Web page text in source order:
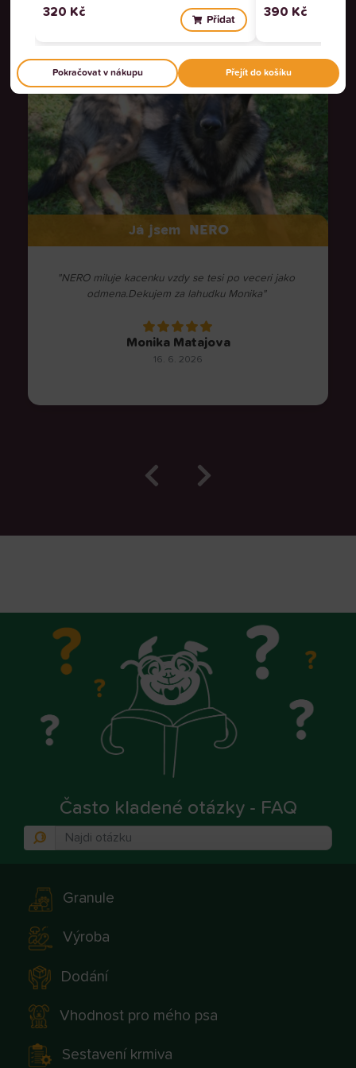
Já jsem NERO
"NERO miluje kacenku vzdy se tesi po veceri jako
odmena.Dekujem za lahudku Monika"
Monika Matajova
16. 6. 2026
Často kladené otázky - FAQ
Granule
Výroba
Dodání
Vhodnost pro mého psa
Sestavení krmiva
320 Kč
Přidat
390 Kč
Pokračovat v nákupu Přejít do košíku
ZOBRAZIT PODROBNOSTI